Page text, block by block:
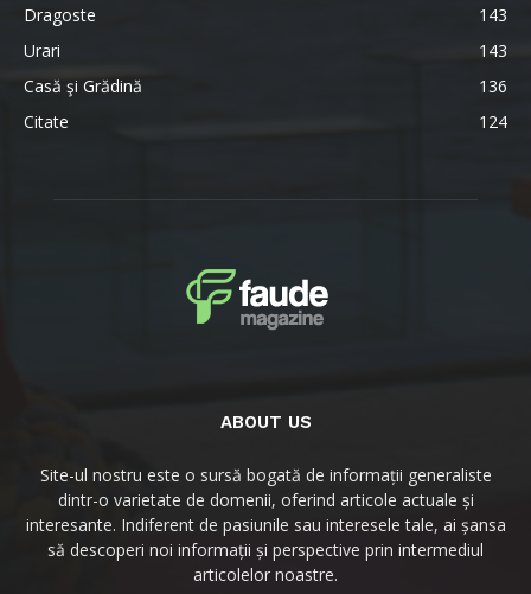
Dragoste
143
Urari
143
Casă şi Grădină
136
Citate
124
ABOUT US
Site-ul nostru este o sursă bogată de informații generaliste
dintr-o varietate de domenii, oferind articole actuale și
interesante. Indiferent de pasiunile sau interesele tale, ai șansa
să descoperi noi informații și perspective prin intermediul
articolelor noastre.